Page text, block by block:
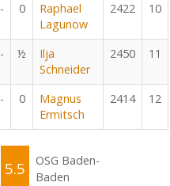
- 0
Raphael
Lagunow
2422 10
- ½
Ilja
Schneider
2450 11
- 0
Magnus
Ermitsch
2414 12
5.5
OSG Baden-
Baden